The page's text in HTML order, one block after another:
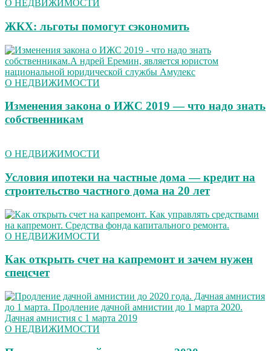
О НЕДВИЖИМОСТИ
ЖКХ: льготы помогут сэкономить
О НЕДВИЖИМОСТИ
Изменения закона о ИЖС 2019 — что надо знать
собственникам
О НЕДВИЖИМОСТИ
Условия ипотеки на частные дома — кредит на
строительство частного дома на 20 лет
О НЕДВИЖИМОСТИ
Как открыть счет на капремонт и зачем нужен
спецсчет
О НЕДВИЖИМОСТИ